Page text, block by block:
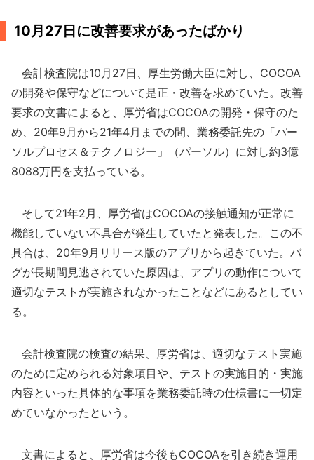
10月27日に改善要求があったばかり
会計検査院は10月27日、厚生労働大臣に対し、COCOA
の開発や保守などについて是正・改善を求めていた。改善
要求の文書によると、厚労省はCOCOAの開発・保守のた
め、20年9月から21年4月までの間、業務委託先の「パー
ソルプロセス＆テクノロジー」（パーソル）に対し約3億
8088万円を支払っている。
そして21年2月、厚労省はCOCOAの接触通知が正常に
機能していない不具合が発生していたと発表した。この不
具合は、20年9月リリース版のアプリから起きていた。バ
グが長期間見逃されていた原因は、アプリの動作について
適切なテストが実施されなかったことなどにあるとしてい
る。
会計検査院の検査の結果、厚労省は、適切なテスト実施
のために定められる対象項目や、テストの実施目的・実施
内容といった具体的な事項を業務委託時の仕様書に一切定
めていなかったという。
文書によると、厚労省は今後もCOCOAを引き続き運用